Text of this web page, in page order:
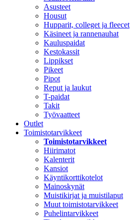
Asusteet
Housut
Hupparit, colleget ja fleecet
Käsineet ja rannenauhat
Kauluspaidat
Kestokassit
Lippikset
Pikeet
Pipot
Reput ja laukut
T-paidat
Takit
Työvaatteet
Outlet
Toimistotarvikkeet
Toimistotarvikkeet
Hiirimatot
Kalenterit
Kansiot
Käyntikorttikotelot
Mainoskynät
Muistikirjat ja muistilaput
Muut toimistotarvikkeet
Puhelintarvikkeet